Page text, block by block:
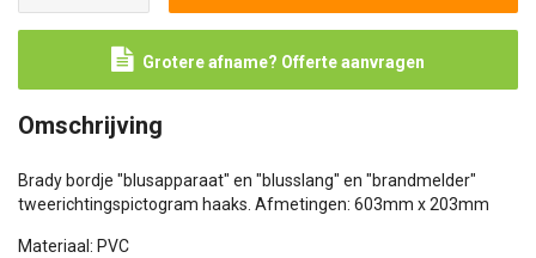
Grotere afname? Offerte aanvragen
Omschrijving
Brady bordje "blusapparaat" en "blusslang" en "brandmelder"
tweerichtingspictogram haaks. Afmetingen: 603mm x 203mm
Materiaal: PVC